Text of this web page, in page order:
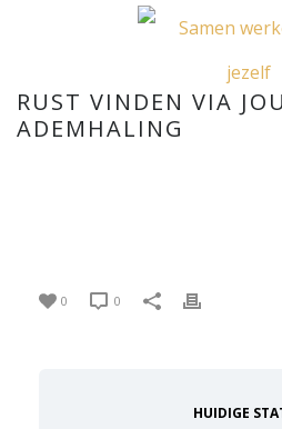
RUST VINDEN VIA
ADEMHALING
0 0
HUIDIGE